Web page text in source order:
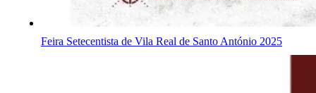
Feira Setecentista de Vila Real de Santo António 2025